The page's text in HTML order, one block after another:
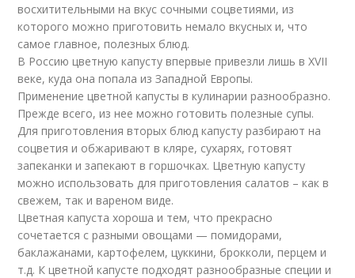
восхитительными на вкус сочными соцветиями, из
которого можно приготовить немало вкусных и, что
самое главное, полезных блюд.
В Россию цветную капусту впервые привезли лишь в XVII
веке, куда она попала из Западной Европы.
Применение цветной капусты в кулинарии разнообразно.
Прежде всего, из нее можно готовить полезные супы.
Для приготовления вторых блюд капусту разбирают на
соцветия и обжаривают в кляре, сухарях, готовят
запеканки и запекают в горшочках. Цветную капусту
можно использовать для приготовления салатов – как в
свежем, так и вареном виде.
Цветная капуста хороша и тем, что прекрасно
сочетается с разными овощами — помидорами,
баклажанами, картофелем, цуккини, брокколи, перцем и
т.д. К цветной капусте подходят разнообразные специи и